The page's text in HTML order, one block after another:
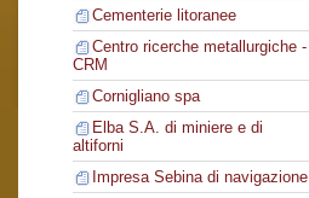
Cementerie litoranee
Centro ricerche metallurgiche -
CRM
Cornigliano spa
Elba S.A. di miniere e di
altiforni
Impresa Sebina di navigazione